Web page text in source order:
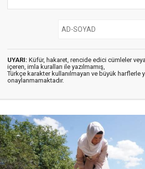
UYARI: Küfür, hakaret, rencide edici cümleler
içeren, imla kuralları ile yazılmamış,
Türkçe karakter kullanılmayan ve büyük harflerle
onaylanmamaktadır.